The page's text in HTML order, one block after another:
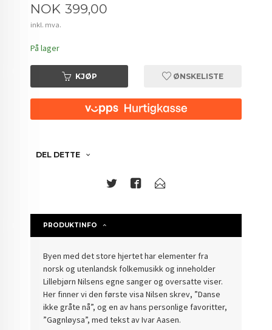
Pris
NOK 399,00
inkl. mva.
På lager
KJØP ØNSKELISTE
DEL DETTE
PRODUKTINFO
Byen med det store hjertet har elementer fra
norsk og utenlandsk folkemusikk og inneholder
Lillebjørn Nilsens egne sanger og oversatte viser.
Her finner vi den første visa Nilsen skrev, ”Danse
ikke gråte nå”, og en av hans personlige favoritter,
”Gagnløysa”, med tekst av Ivar Aasen.